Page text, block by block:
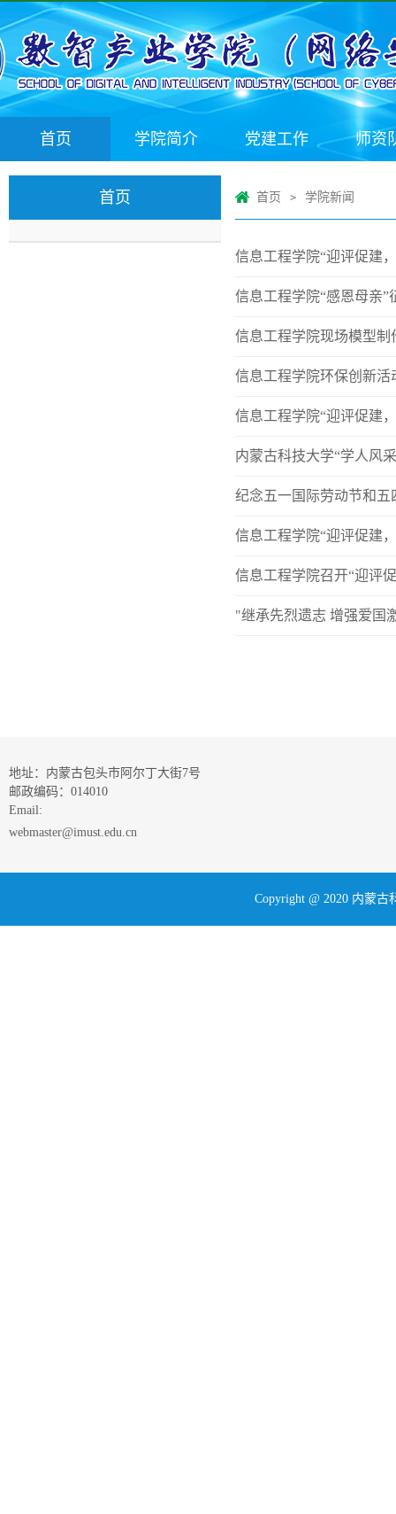
首页 学院简介 党建工作 师资
首页 首页 > 学院新闻
信息工程学院“迎评促建
信息工程学院“感恩母亲”
信息工程学院现场模型制
信息工程学院环保创新活
信息工程学院“迎评促建
内蒙古科技大学“学人风
纪念五一国际劳动节和五
信息工程学院“迎评促建
信息工程学院召开“迎评
"继承先烈遗志 增强爱国
地址：内蒙古包头市阿尔丁大街7号
邮政编码：014010
Email:
webmaster@imust.edu.cn
Copyright @ 2020 内蒙